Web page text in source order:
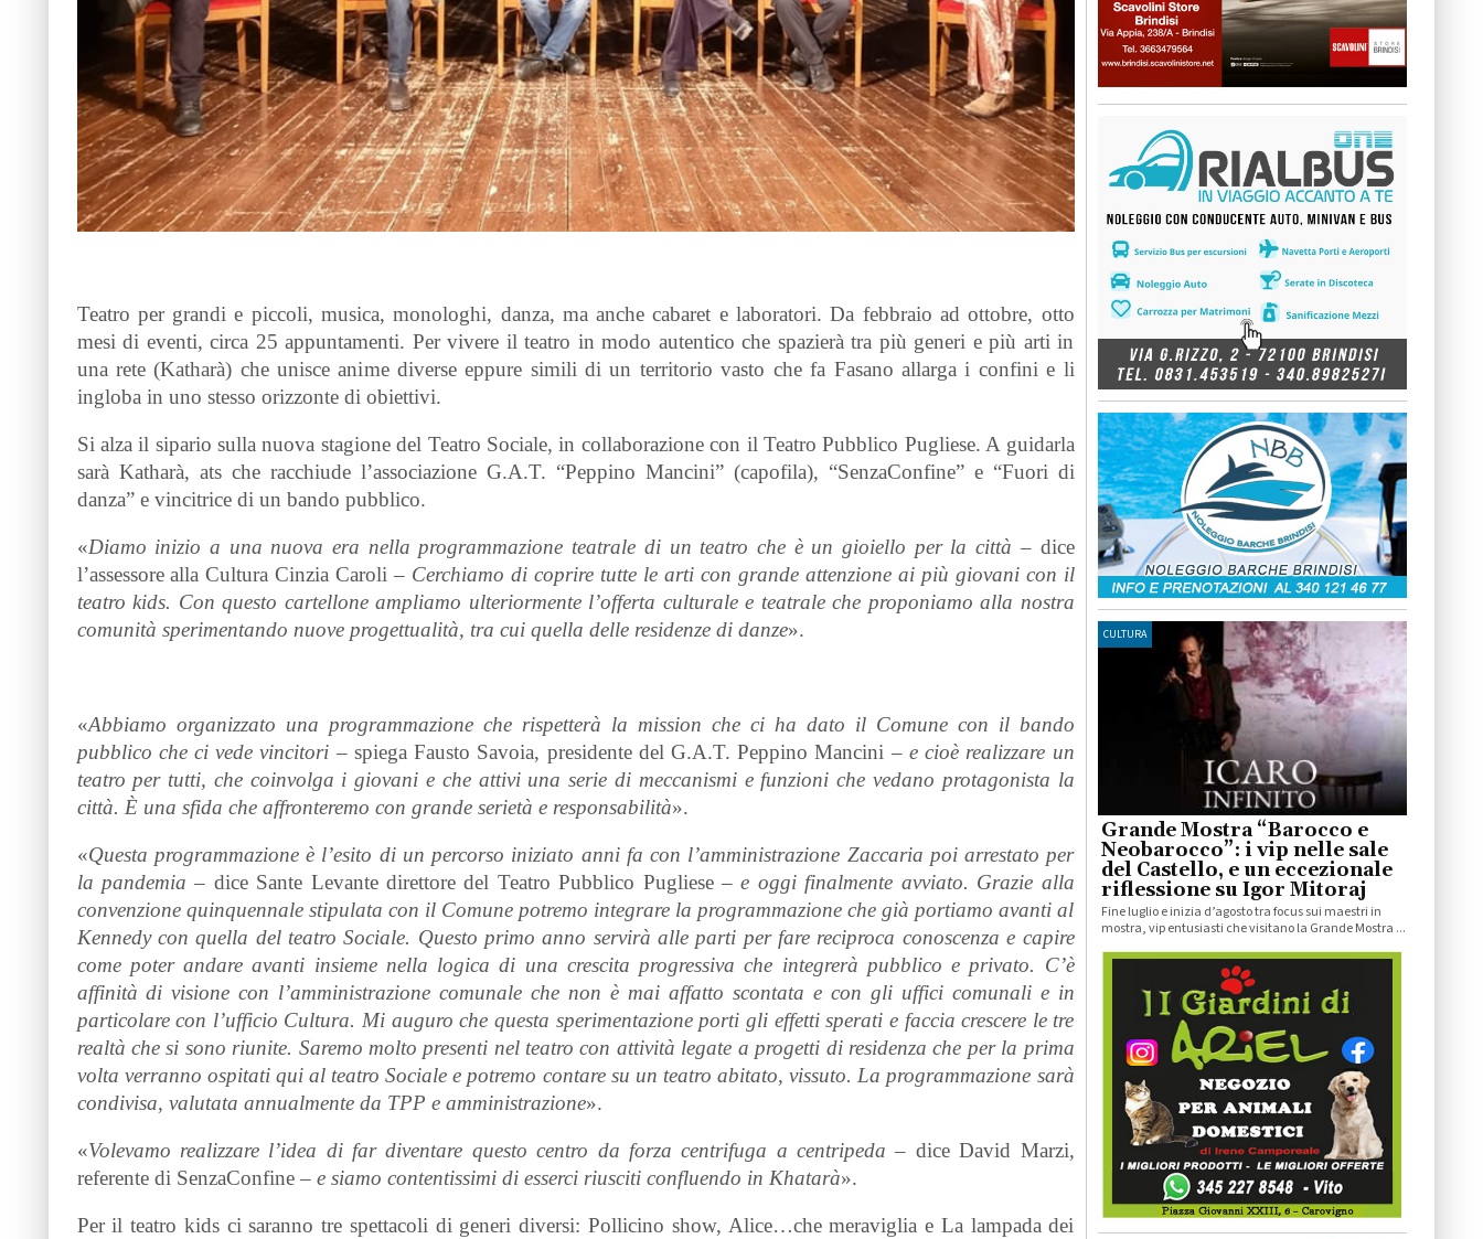
Teatro per grandi e piccoli, musica, monologhi, danza, ma anche cabaret e laboratori. Da febbraio ad ottobre, otto
mesi di eventi, circa 25 appuntamenti. Per vivere il teatro in modo autentico che spazierà tra più generi e più arti in
una rete (Katharà) che unisce anime diverse eppure simili di un territorio vasto che fa Fasano allarga i confini e li
ingloba in uno stesso orizzonte di obiettivi.
Si alza il sipario sulla nuova stagione del Teatro Sociale, in collaborazione con il Teatro Pubblico Pugliese. A guidarla
sarà Katharà, ats che racchiude l’associazione G.A.T. “Peppino Mancini” (capofila), “SenzaConfine” e “Fuori di
danza” e vincitrice di un bando pubblico.
«Diamo inizio a una nuova era nella programmazione teatrale di un teatro che è un gioiello per la città – dice
l’assessore alla Cultura Cinzia Caroli– Cerchiamo di coprire tutte le arti con grande attenzione ai più giovani con il
teatro kids. Con questo cartellone ampliamo ulteriormente l’offerta culturale e teatrale che proponiamo alla nostra
comunità sperimentando nuove progettualità, tra cui quella delle residenze di danze».
«Abbiamo organizzato una programmazione che rispetterà la mission che ci ha dato il Comune con il bando
pubblico che ci vede vincitori – spiega Fausto Savoia, presidente del G.A.T. Peppino Mancini – e cioè realizzare un
teatro per tutti, che coinvolga i giovani e che attivi una serie di meccanismi e funzioni che vedano protagonista la
città. È una sfida che affronteremo con grande serietà e responsabilità».
«Questa programmazione è l’esito di un percorso iniziato anni fa con l’amministrazione Zaccaria poi arrestato per
la pandemia – dice Sante Levante direttore del Teatro Pubblico Pugliese– e oggi finalmente avviato. Grazie alla
convenzione quinquennale stipulata con il Comune potremo integrare la programmazione che già portiamo avanti al
Kennedy con quella del teatro Sociale. Questo primo anno servirà alle parti per fare reciproca conoscenza e capire
come poter andare avanti insieme nella logica di una crescita progressiva che integrerà pubblico e privato. C’è
affinità di visione con l’amministrazione comunale che non è mai affatto scontata e con gli uffici comunali e in
particolare con l’ufficio Cultura. Mi auguro che questa sperimentazione porti gli effetti sperati e faccia crescere le tre
realtà che si sono riunite. Saremo molto presenti nel teatro con attività legate a progetti di residenza che per la prima
volta verranno ospitati qui al teatro Sociale e potremo contare su un teatro abitato, vissuto. La programmazione sarà
condivisa, valutata annualmente da TPP e amministrazione».
«Volevamo realizzare l’idea di far diventare questo centro da forza centrifuga a centripeda – dice David Marzi,
referente di SenzaConfine – e siamo contentissimi di esserci riusciti confluendo in Khatarà».
Per il teatro kids ci saranno tre spettacoli di generi diversi: Pollicino show, Alice…che meraviglia e La lampada dei
CULTURA
Grande Mostra “Barocco e
Neobarocco”: i vip nelle sale
del Castello, e un eccezionale
riflessione su Igor Mitoraj
Fine luglio e inizia d’agosto tra focus sui maestri in
mostra, vip entusiasti che visitano la Grande Mostra ...